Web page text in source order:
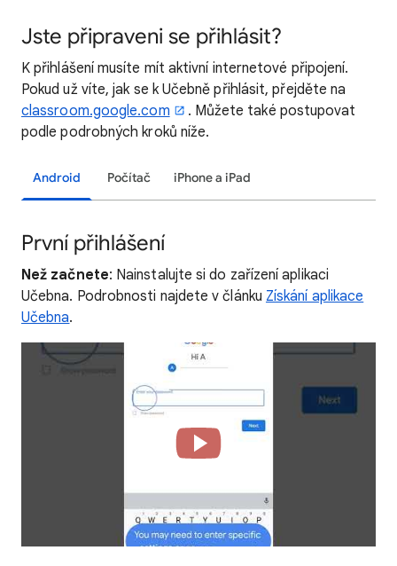
Jste připraveni se přihlásit?
K přihlášení musíte mít aktivní internetové připojení.
Pokud už víte, jak se k Učebně přihlásit, přejděte na
classroom.google.com
. Můžete také postupovat
podle podrobných kroků níže.
Android Počítač iPhone a iPad
První přihlášení
Než začnete: Nainstalujte si do zařízení aplikaci
Učebna. Podrobnosti najdete v článku Získání aplikace
Učebna.